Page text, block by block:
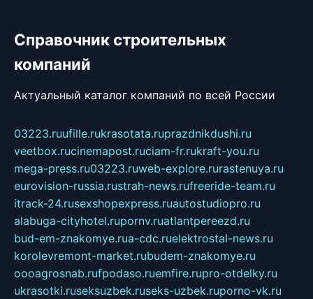
Справочник строительных
компаний
Актуальный каталог компаний по всей России
03223.ruufille.rukrasotata.ruprazdnikdushi.ru
veetbox.rucinemapost.ruciam-fr.rukraft-you.ru
mega-press.ru03223.ruweb-explore.rurastenuya.ru
eurovision-russia.rustrah-news.rufreeride-team.ru
itrack-24.rusexshopexpress.ruautostudiopro.ru
alabuga-cityhotel.rupornv.ruatlantpereezd.ru
bud-em-znakomye.rua-cdc.ruelektrostal-news.ru
korolevremont-market.rubudem-znakomye.ru
oooagrosnab.rufpodaso.ruemfire.rupro-otdelky.ru
ukrasotki.ruseksuzbek.ruseks-uzbek.ruporno-vk.ru